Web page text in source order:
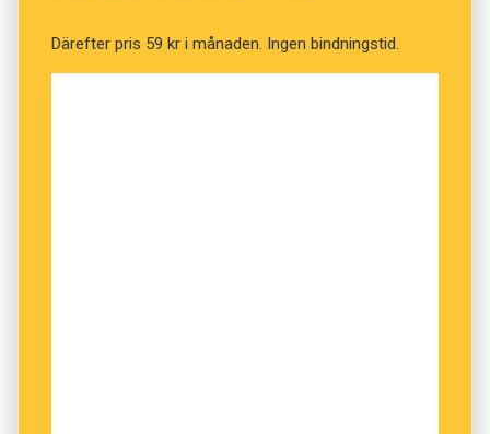
Därefter pris 59 kr i månaden. Ingen bindningstid.